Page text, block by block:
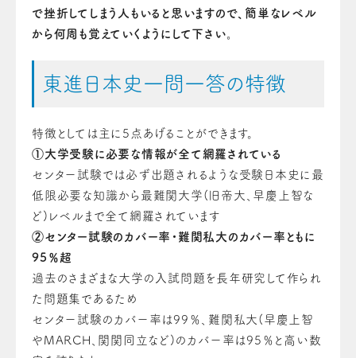
で挫折してしまう人もいると思いますので、簡単なレベル
から何周も覚えていくようにして下さい。
東進日本史一問一答の特徴
特徴としては主に5点あげることができます。
①大学受験に必要な情報が全て網羅されている
センター試験では必ず出題されるような受験日本史に最
低限必要な知識から最難関大学(旧帝大、早慶上智な
ど)レベルまで全て網羅されています
②センター試験のカバー率・難関私大のカバー率ともに
95％超
過去のさまざまな大学の入試問題を長年研究して作られ
た問題集であるため
センター試験のカバー率は99％、難関私大(早慶上智
やMARCH、関関同立など)のカバー率は95％と高い数